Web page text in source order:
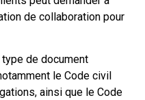
de collaboration pour
de document
le Code civil
ainsi que le Code